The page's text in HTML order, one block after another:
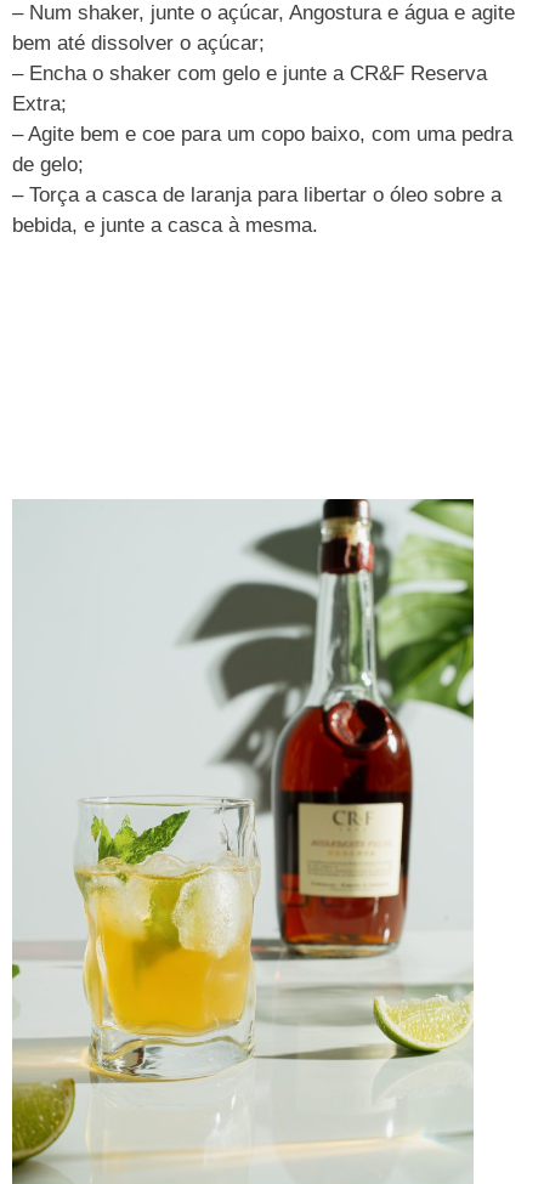
– Num shaker, junte o açúcar, Angostura e água e agite
bem até dissolver o açúcar;
– Encha o shaker com gelo e junte a CR&F Reserva
Extra;
– Agite bem e coe para um copo baixo, com uma pedra
de gelo;
– Torça a casca de laranja para libertar o óleo sobre a
bebida, e junte a casca à mesma.